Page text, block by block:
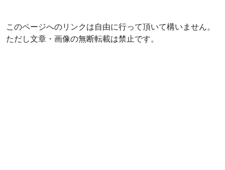
このページへのリンクは自由に行って頂いて構いません。
ただし文章・画像の無断転載は禁止です。